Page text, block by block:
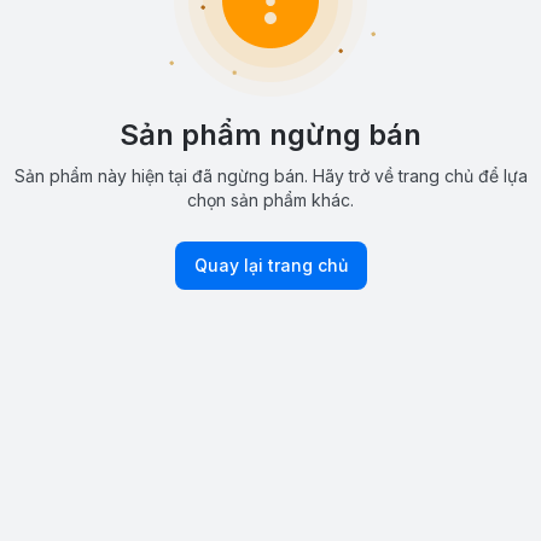
Sản phẩm ngừng bán
Sản phẩm này hiện tại đã ngừng bán. Hãy trở về trang chủ để lựa
chọn sản phẩm khác.
Quay lại trang chủ